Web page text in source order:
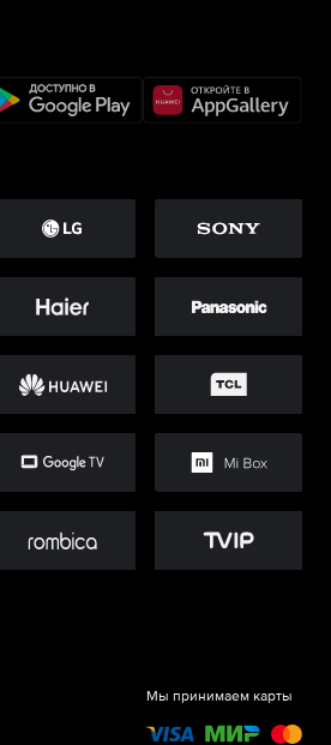
Мы принимаем карты